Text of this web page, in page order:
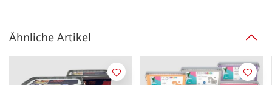
Ähnliche Artikel
Merken